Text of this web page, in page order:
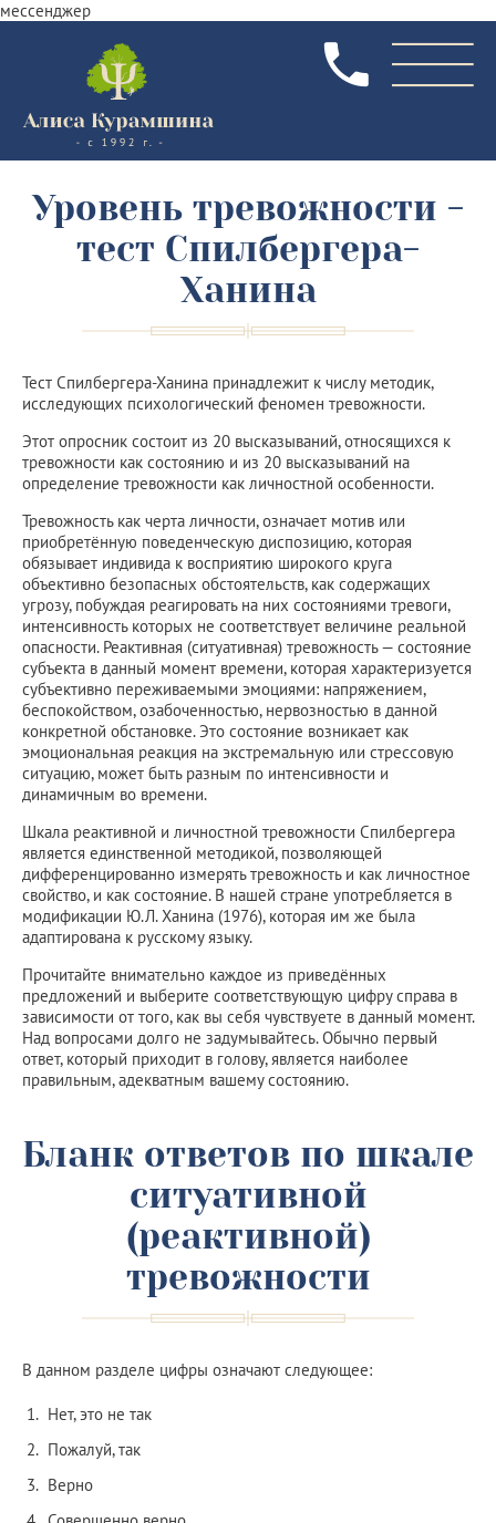
мессенджер
Уровень тревожности -
тест Спилбергера-
Ханина
Тест Спилбергера-Ханина принадлежит к числу методик,
исследующих психологический феномен тревожности.
Этот опросник состоит из 20 высказываний, относящихся к
тревожности как состоянию и из 20 высказываний на
определение тревожности как личностной особенности.
Тревожность как черта личности, означает мотив или
приобретённую поведенческую диспозицию, которая
обязывает индивида к восприятию широкого круга
объективно безопасных обстоятельств, как содержащих
угрозу, побуждая реагировать на них состояниями тревоги,
интенсивность которых не соответствует величине реальной
опасности. Реактивная (ситуативная) тревожность — состояние
субъекта в данный момент времени, которая характеризуется
субъективно переживаемыми эмоциями: напряжением,
беспокойством, озабоченностью, нервозностью в данной
конкретной обстановке. Это состояние возникает как
эмоциональная реакция на экстремальную или стрессовую
ситуацию, может быть разным по интенсивности и
динамичным во времени.
Шкала реактивной и личностной тревожности Спилбергера
является единственной методикой, позволяющей
дифференцированно измерять тревожность и как личностное
свойство, и как состояние. В нашей стране употребляется в
модификации Ю.Л. Ханина (1976), которая им же была
адаптирована к русскому языку.
Прочитайте внимательно каждое из приведённых
предложений и выберите соответствующую цифру справа в
зависимости от того, как вы себя чувствуете в данный момент.
Над вопросами долго не задумывайтесь. Обычно первый
ответ, который приходит в голову, является наиболее
правильным, адекватным вашему состоянию.
Бланк ответов по шкале
ситуативной
(реактивной)
тревожности
В данном разделе цифры означают следующее:
Нет, это не так
Пожалуй, так
Верно